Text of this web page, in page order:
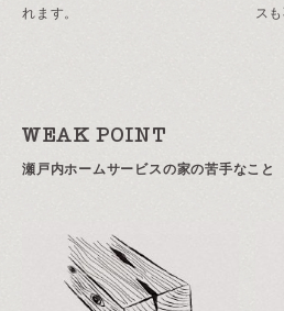
れます。 ス
WEAK POINT
瀬戸内ホームサービスの家の苦手なこと